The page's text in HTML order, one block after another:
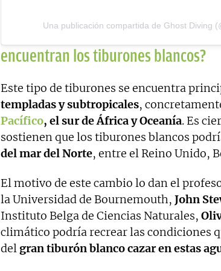
Una publicación compartida de Ghost Diving
encuentran los tiburones blancos?
Este tipo de tiburones se encuentra
templadas y subtropicales,
Pacífico, el sur de África y Oceanía. Es
sostienen que los tiburones blancos
del mar del Norte, entre el Reino Unido,
El motivo de este cambio lo dan el
la Universidad de Bournemouth, John
Instituto Belga de Ciencias Naturales,
climático podría recrear las condiciones
del gran tiburón blanco cazar en estas